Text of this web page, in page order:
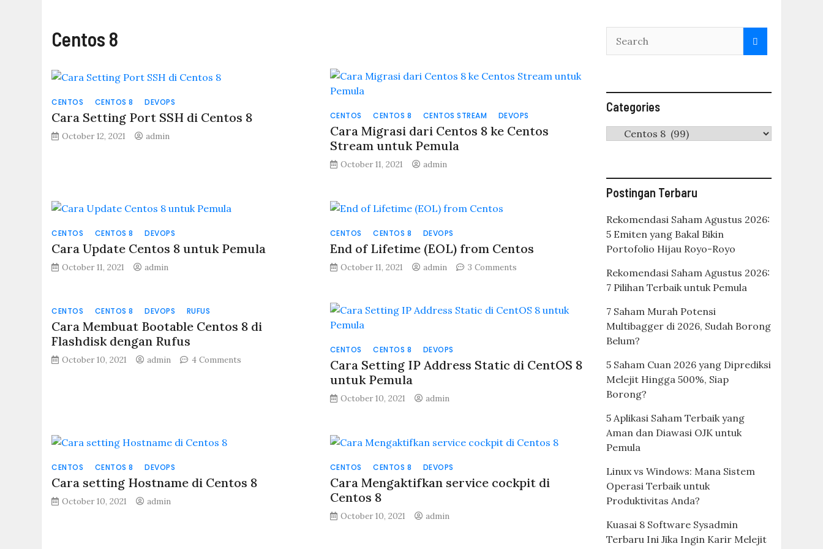
Centos 8
CENTOS CENTOS 8 DEVOPS
Cara Setting Port SSH di Centos 8
October 12, 2021 admin
CENTOS CENTOS 8 CENTOS STREAM DEVOPS
Cara Migrasi dari Centos 8 ke Centos
Stream untuk Pemula
October 11, 2021 admin
CENTOS CENTOS 8 DEVOPS
Cara Update Centos 8 untuk Pemula
October 11, 2021 admin
CENTOS CENTOS 8 DEVOPS
End of Lifetime (EOL) from Centos
October 11, 2021 admin 3 Commentson
(EOL)
CENTOS CENTOS 8 DEVOPS RUFUS
Cara Membuat Bootable Centos 8 di
Flashdisk dengan Rufus
October 10, 2021 admin 4 Comments
CENTOS CENTOS 8 DEVOPS
Cara Setting IP Address Static di CentOS 8
untuk Pemula
October 10, 2021 admin
CENTOS CENTOS 8 DEVOPS
Cara setting Hostname di Centos 8
October 10, 2021 admin
CENTOS CENTOS 8 DEVOPS
Cara Mengaktifkan service cockpit di
Centos 8
October 10, 2021 admin
Categories
Categories
Postingan Terbaru
Rekomendasi Saham Agustus 2026:
5 Emiten yang Bakal Bikin
Portofolio Hijau Royo-Royo
Rekomendasi Saham Agustus 2026:
7 Pilihan Terbaik untuk Pemula
7 Saham Murah Potensi
Multibagger di 2026, Sudah Borong
Belum?
5 Saham Cuan 2026 yang Diprediksi
Melejit Hingga 500%, Siap
Borong?
5 Aplikasi Saham Terbaik yang
Aman dan Diawasi OJK untuk
Pemula
Linux vs Windows: Mana Sistem
Operasi Terbaik untuk
Produktivitas Anda?
Kuasai 8 Software Sysadmin
Terbaru Ini Jika Ingin Karir Melejit